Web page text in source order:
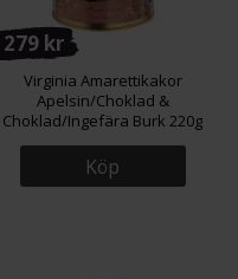
279 kr
Virginia Amarettikakor
Apelsin/Choklad &
Choklad/Ingefära Burk 220g
Köp